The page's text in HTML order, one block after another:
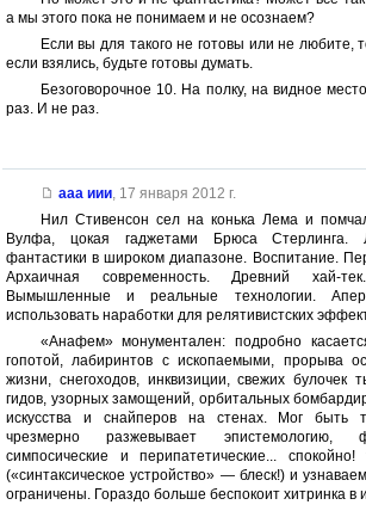
а мы этого пока не понимаем и не осознаем?
Если вы для такого не готовы или не любите,
если взялись, будьте готовы думать.
Безоговорочное 10. На полку, на видное
раз. И не раз.
ааа иии, 17 января 2012 г.
Нил Стивенсон сел на конька Лема и
Вулфа, цокая гаджетами Брюса Стерлинга.
фантастики в широком диапазоне. Воспитание.
Архаичная современность. Древний хай-
Вымышленные и реальные технологии.
использовать наработки для релятивистских
«Анафем» монументален: подробно
гопотой, лабиринтов с ископаемыми, прорыва
жизни, снегоходов, инквизиции, свежих булочек
гидов, узорных замощений, орбитальных
искусства и снайперов на стенах. Мог быть
чрезмерно разжевывает эпистемологию,
симпосические и перипатетические...
(«синтаксическое устройство» — блеск!) и
ограничены. Гораздо больше беспокоит хитринка в